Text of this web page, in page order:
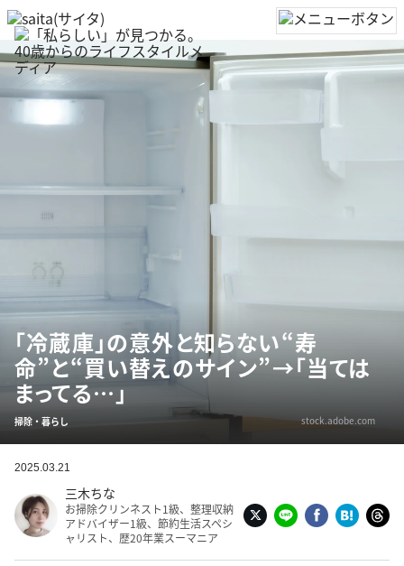
「冷蔵庫」の意外と知らない“寿
命”と“買い替えのサイン”→「当ては
まってる…」
掃除・暮らし stock.adobe.com
2025.03.21
三木ちな
お掃除クリンネスト1級、整理収納
アドバイザー1級、節約生活スペシ
ャリスト、歴20年業スーマニア